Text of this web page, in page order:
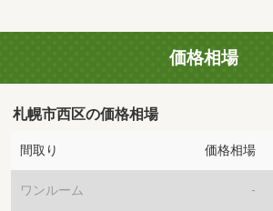
価格相場
札幌市西区の価格相場
間取り 価格相場
ワンルーム -